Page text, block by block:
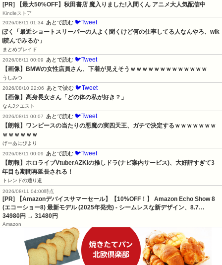
[PR] 【最大50%OFF】秋田書店 魔入りました!入間くん アニメ大人気配信中
Kindleストア
2026/08/11 01:34 あとで読む 🐦Tweet
ぼく「最近ショートスリーパーの人よく聞くけど何の仕事してる人なんやろ、wik
i読んでみるか」
まとめブレイド
2026/08/11 00:09
あとで読む 🐦Tweet
【画像】BMWの女性店員さん、下着が見えそうｗｗｗｗｗｗｗｗｗｗｗｗｗ
うしみつ
2026/08/10 22:06
あとで読む 🐦Tweet
【画像】高身長女さん「どの体の私が好き？」
なんJクエスト
2026/08/11 00:07
あとで読む 🐦Tweet
【朗報】ワンピースの当たりの悪魔の実四天王、ガチで決定するｗｗｗｗｗｗｗ
ｗｗｗｗｗｗ
げーあにびより
2026/08/11 00:09
あとで読む 🐦Tweet
【朗報】ホロライブVtuberAZKiの推しドラ(ナビ案内サービス)、大好評すぎて3
年目も期間再延長される！
トレンドの通り道
2026/08/11 04:00時点
[PR] 【Amazonデバイスサマーセール】【10%OFF！】 Amazon Echo Show 8
(エコーショー8) 最新モデル (2025年発売) - シームレスな新デザイン、8.7…
34980円 → 31480円
Amazon